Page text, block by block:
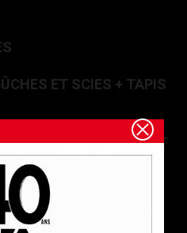
ET SCIES + TAPIS
DE BRANCHES ET
/ RADIOCOMMANDES